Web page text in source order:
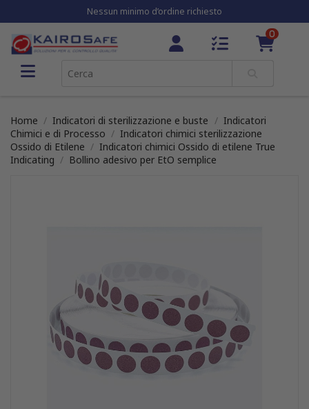
Nessun minimo d’ordine richiesto
0
Home Indicatori di sterilizzazione e buste
Indicatori
Chimici e di Processo
Indicatori chimici sterilizzazione
Ossido di Etilene
Indicatori chimici Ossido di etilene True
Indicating
Bollino adesivo per EtO semplice